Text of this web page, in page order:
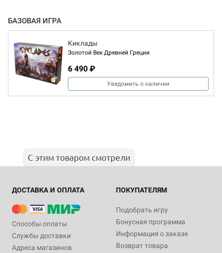
БАЗОВАЯ ИГРА
Киклады
Золотой Век Древней Греции
6 490 ₽
Уведомить о наличии
С этим товаром смотрели
ДОСТАВКА И ОПЛАТА
Способы оплаты
Службы доставки
Адреса магазинов
ПОКУПАТЕЛЯМ
Подобрать игру
Бонусная программа
Информация о заказе
Возврат товара